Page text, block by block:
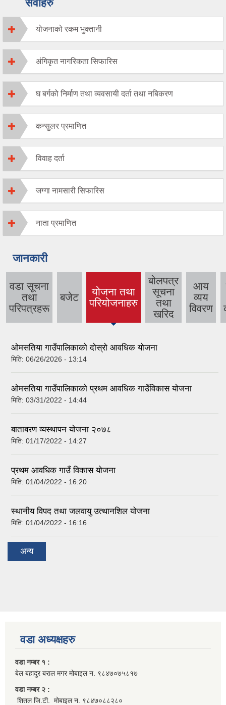
सेवाहरु
योजनाको रकम भुक्तानी
अंगिकृत नागरिकता सिफारिस
घ बर्गको निर्माण तथा व्यवसायी दर्ता तथा नबिकरण
कन्सुलर प्रमाणित
विवाह दर्ता
जग्गा नामसारी सिफारिस
नाता प्रमाणित
जानकारी
वडा सूचना
तथा
परिपत्रहरू
बजेट
योजना तथा
परियोजनाहरु
(active
बोलपत्र
सूचना
तथा
खरिद
आय
व्यय
विवरण
ओमसतिया गाउँपालिकाको दोस्रो आवधिक योजना
मिति: 06/26/2026 - 13:14
ओमसतिया गाउँपालिकाको प्रथम आवधिक गाउँविकास योजना
मिति: 03/31/2022 - 14:44
बाताबरण व्यस्थापन योजना २०७८
मिति: 01/17/2022 - 14:27
प्रथम आवधिक गाउँ विकास योजना
मिति: 01/04/2022 - 16:20
स्थानीय विपद तथा जलवायु उत्थानशिल योजना
मिति: 01/04/2022 - 16:16
अन्य
वडा अध्यक्षहरु
वडा नम्बर १ :
बेल बहादुर बराल मगर मोबाइल न. ९८४७०७५८१७
वडा नम्बर २ :
शितल जि.टी. मोबाइल न. ९८४७०८८२८०